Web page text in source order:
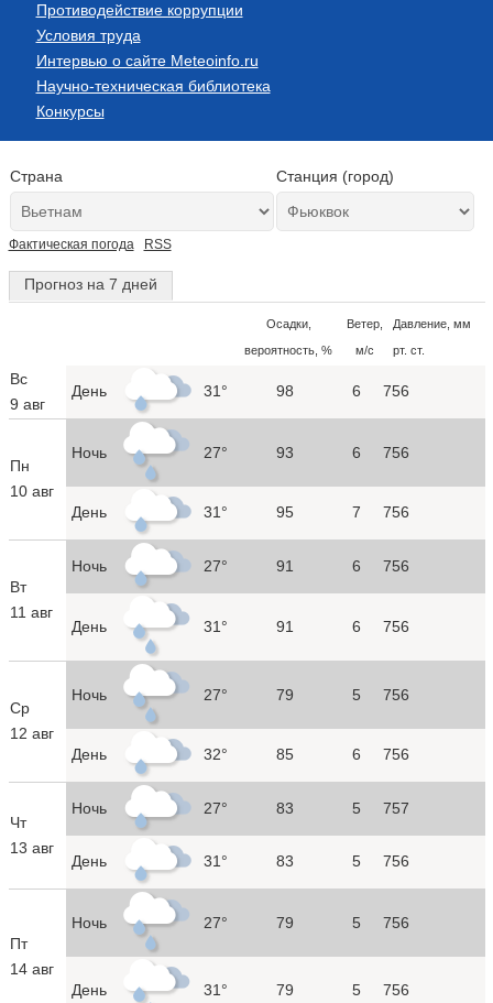
Противодействие коррупции
Условия труда
Интервью о сайте Meteoinfo.ru
Научно-техническая библиотека
Конкурсы
Страна Станция (город)
Фактическая погода RSS
Прогноз на 7 дней
Осадки,
вероятность, %
Ветер,
м/с
Давление, мм
рт. ст.
Вс
9 авг
День 31° 98 6 756
Пн
10 авг
Ночь 27° 93 6 756
День 31° 95 7 756
Вт
11 авг
Ночь 27° 91 6 756
День 31° 91 6 756
Ср
12 авг
Ночь 27° 79 5 756
День 32° 85 6 756
Чт
13 авг
Ночь 27° 83 5 757
День 31° 83 5 756
Пт
14 авг
Ночь 27° 79 5 756
День 31° 79 5 756